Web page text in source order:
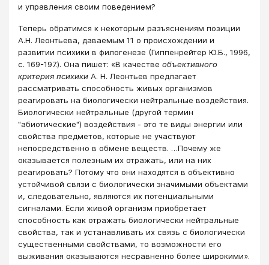
и управления своим поведением?
Теперь обратимся к некоторым разъяснениям позиции
А.Н. Леонтьева, даваемым 11 о происхождении и
развитии психики в филогенезе (Гиппенрейтер Ю.Б., 1996,
с. 169-197.). Она пишет: «В качестве объективного
критерия психики А. Н. Леонтьев предлагает
рассматривать способность живых организмов
реагировать на биологически нейтральные воздействия.
Биологически нейтральные (другой термин
"абиотические") воздействия - это те виды энергии или
свойства предметов, которые не участвуют
непосредственно в обмене веществ. …Почему же
оказывается полезным их отражать, или на них
реагировать? Потому что они находятся в объективно
устойчивой связи с биологически значимыми объектами
и, следовательно, являются их потенциальными
сигналами. Если живой организм приобретает
способность как отражать биологически нейтральные
свойства, так и устанавливать их связь с биологически
существенными свойствами, то возможности его
выживания оказываются несравненно более широкими».